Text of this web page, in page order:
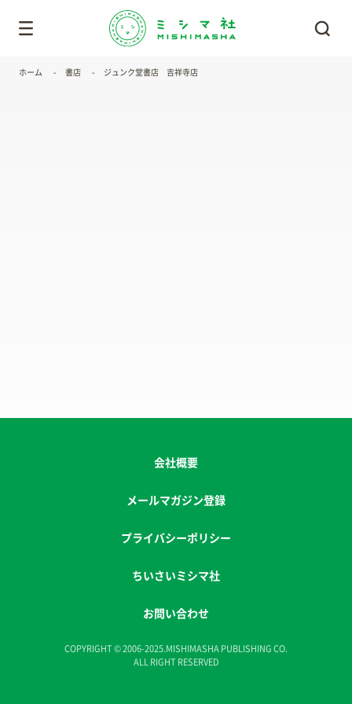
ホーム 書店 ジュンク堂書店 吉祥寺店
会社概要
メールマガジン登録
プライバシーポリシー
ちいさいミシマ社
お問い合わせ
COPYRIGHT © 2006-2025.MISHIMASHA PUBLISHING CO.
ALL RIGHT RESERVED